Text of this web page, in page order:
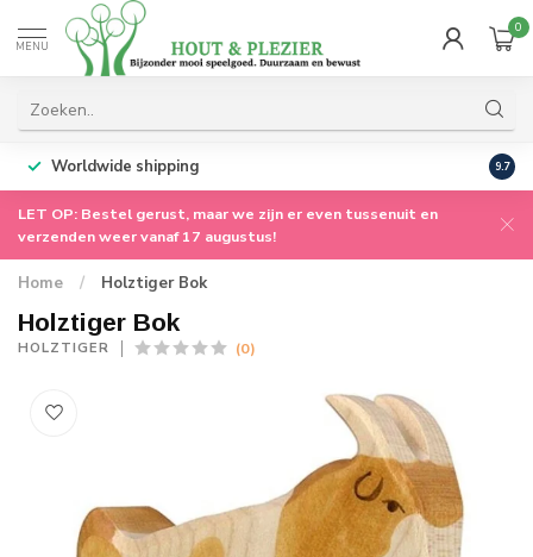
MENU
0
Worldwide shipping 9.7
LET OP: Bestel gerust, maar we zijn er even tussenuit en
verzenden weer vanaf 17 augustus!
Home / Holztiger Bok
Holztiger Bok
HOLZTIGER (0)